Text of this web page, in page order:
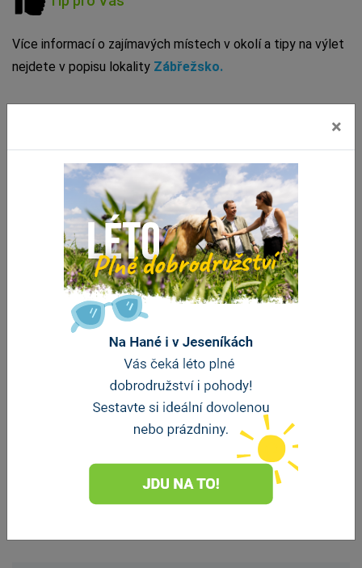
Více informací o zajímavých místech v okolí a tipy na výlet
nejdete v popisu lokality Zábřežsko.
VLASTA
REDL
Mohelnické
kulturní a
sportovní
centrum
NA
Mohelnické
kulturní a
sportovní
centrum
×